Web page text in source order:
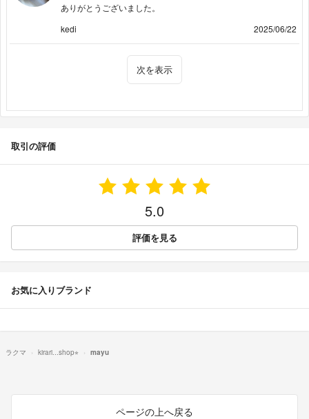
ありがとうございました。
kedi
2025/06/22
次を表示
取引の評価
5.0
評価を見る
お気に入りブランド
ラクマ kirari...shop⭐︎ mayu
ページの上へ戻る